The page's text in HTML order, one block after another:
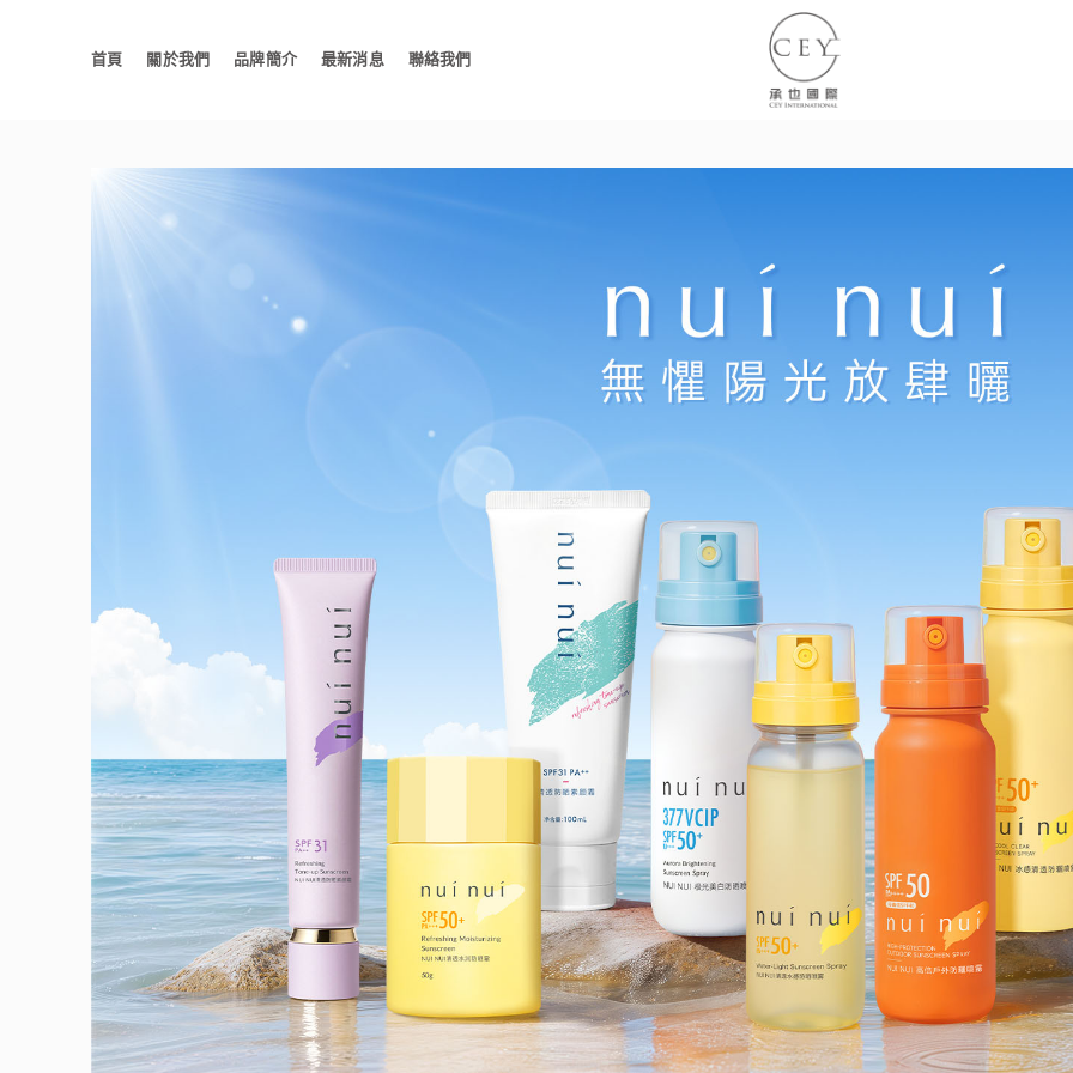
首頁 關於我們 品牌簡介 最新消息 聯絡我們